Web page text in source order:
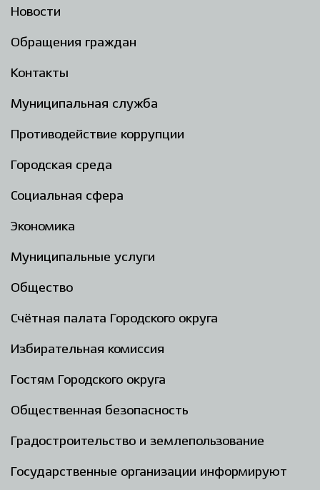
Государственные организации
Новости
Обращения граждан
Контакты
Муниципальная служба
Противодействие коррупции
Городская среда
Социальная сфера
Экономика
Муниципальные услуги
Общество
Счётная палата Городского округа
Избирательная комиссия
Гостям Городского округа
Общественная безопасность
Градостроительство и землепользование
Государственные организации информируют